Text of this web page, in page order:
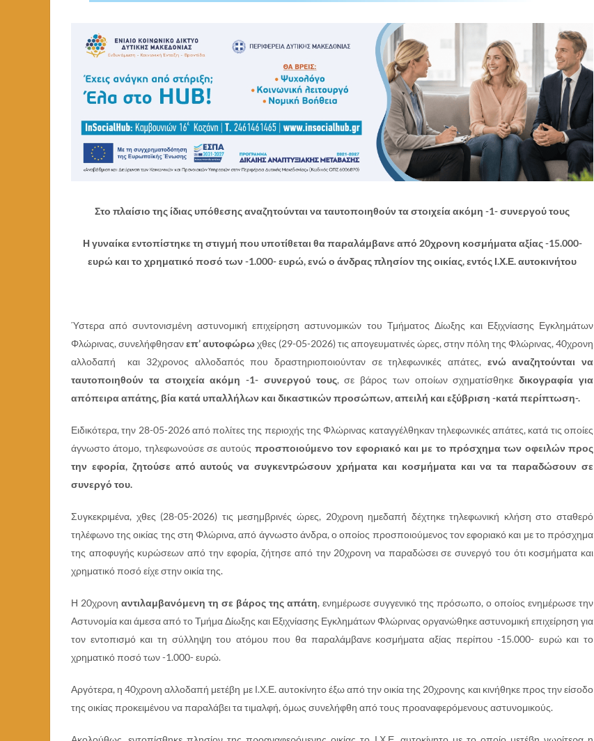
Στο πλαίσιο της ίδιας υπόθεσης αναζητούνται να ταυτοποιηθούν τα στοιχεία ακόμη -1- συνεργού τους
Η γυναίκα εντοπίστηκε τη στιγμή που υποτίθεται θα παραλάμβανε από 20χρονη κοσμήματα αξίας -15.000-
ευρώ και το χρηματικό ποσό των -1.000- ευρώ, ενώ ο άνδρας πλησίον της οικίας, εντός Ι.Χ.Ε. αυτοκινήτου
Ύστερα από συντονισμένη αστυνομική επιχείρηση αστυνομικών του Τμήματος Δίωξης και Εξιχνίασης Εγκλημάτων
Φλώρινας, συνελήφθησανεπ’ αυτοφώρωχθες (29-05-2026) τις απογευματινές ώρες, στην πόλη της Φλώρινας, 40χρονη
αλλοδαπή και 32χρονος αλλοδαπός που δραστηριοποιούνταν σε τηλεφωνικές απάτες, ενώ αναζητούνται να
ταυτοποιηθούν τα στοιχεία ακόμη -1- συνεργού τους, σε βάρος των οποίων σχηματίσθηκεδικογραφία για
απόπειρα απάτης, βία κατά υπαλλήλων και δικαστικών προσώπων, απειλή και εξύβριση -κατά περίπτωση-.
Ειδικότερα, την 28-05-2026 από πολίτες της περιοχής της Φλώρινας καταγγέλθηκαν τηλεφωνικές απάτες, κατά τις οποίες
άγνωστο άτομο, τηλεφωνούσε σε αυτούς προσποιούμενο τον εφοριακό και με το πρόσχημα των οφειλών προς
την εφορία, ζητούσε από αυτούς να συγκεντρώσουν χρήματα και κοσμήματα και να τα παραδώσουν σε
συνεργό του.
Συγκεκριμένα, χθες (28-05-2026) τις μεσημβρινές ώρες, 20χρονη ημεδαπή δέχτηκε τηλεφωνική κλήση στο σταθερό
τηλέφωνο της οικίας της στη Φλώρινα, από άγνωστο άνδρα, ο οποίος προσποιούμενος τον εφοριακό και με το πρόσχημα
της αποφυγής κυρώσεων από την εφορία, ζήτησε από την 20χρονη να παραδώσει σε συνεργό του ότι κοσμήματα και
χρηματικό ποσό είχε στην οικία της.
Η 20χρονη αντιλαμβανόμενη τη σε βάρος της απάτη, ενημέρωσε συγγενικό της πρόσωπο, ο οποίος ενημέρωσε την
Αστυνομία και άμεσα από το Τμήμα Δίωξης και Εξιχνίασης Εγκλημάτων Φλώρινας οργανώθηκε αστυνομική επιχείρηση για
τον εντοπισμό και τη σύλληψη του ατόμου που θα παραλάμβανε κοσμήματα αξίας περίπου -15.000- ευρώ και το
χρηματικό ποσό των -1.000- ευρώ.
Αργότερα, η 40χρονη αλλοδαπή μετέβη με Ι.Χ.Ε. αυτοκίνητο έξω από την οικία της 20χρονης και κινήθηκε προς την είσοδο
της οικίας προκειμένου να παραλάβει τα τιμαλφή, όμως συνελήφθη από τους προαναφερόμενους αστυνομικούς.